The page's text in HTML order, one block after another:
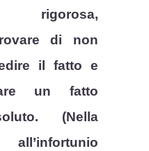
rigorosa,
di non
il fatto e
un fatto
(Nella